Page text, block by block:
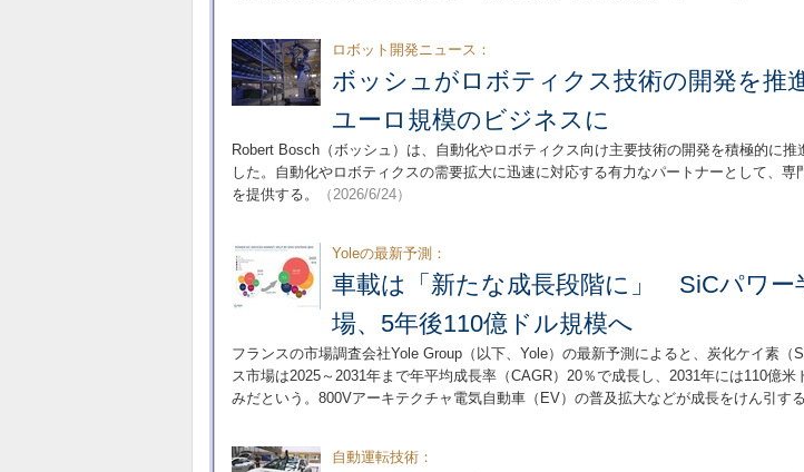
ロボット開発ニュース：
ボッシュがロボティクス技術の開発を推
ユーロ規模のビジネスに
Robert Bosch（ボッシュ）は、自動化やロボティクス向け主要技術の開発を積極的に推
した。自動化やロボティクスの需要拡大に迅速に対応する有力なパートナーとして、専
を提供する。
（2026/6/24）
Yoleの最新予測：
車載は「新たな成長段階に」 SiCパワー
場、5年後110億ドル規模へ
フランスの市場調査会社Yole Group（以下、Yole）の最新予測によると、炭化ケイ素（
ス市場は2025～2031年まで年平均成長率（CAGR）20％で成長し、2031年には110億米
みだという。800Vアーキテクチャ電気自動車（EV）の普及拡大などが成長をけん引する
自動運転技術：